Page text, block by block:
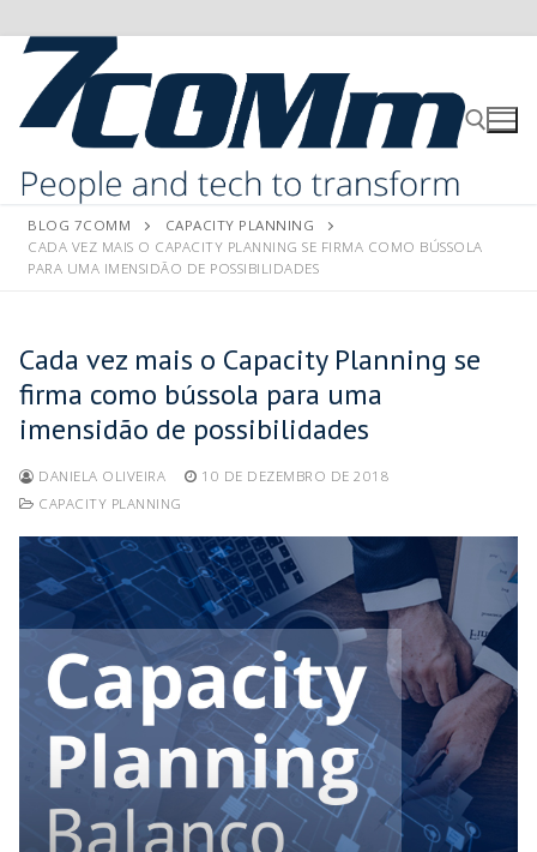
BLOG 7COMM
CAPACITY PLANNING
CADA VEZ MAIS O CAPACITY PLANNING SE FIRMA COMO BÚSSOLA
PARA UMA IMENSIDÃO DE POSSIBILIDADES
Cada vez mais o Capacity Planning se
firma como bússola para uma
imensidão de possibilidades
DANIELA OLIVEIRA
10 DE DEZEMBRO DE 2018
CAPACITY PLANNING